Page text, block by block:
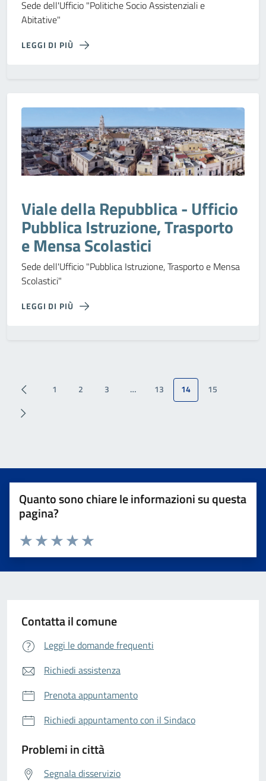
Sede dell'Ufficio "Politiche Socio Assistenziali e
Abitative"
LEGGI DI PIÙ
Viale della Repubblica - Ufficio
Pubblica Istruzione, Trasporto
e Mensa Scolastici
Sede dell'Ufficio "Pubblica Istruzione, Trasporto e Mensa
Scolastici"
LEGGI DI PIÙ
1 2 3 … 13 14 15
Quanto sono chiare le informazioni su questa
pagina?
Valuta da 1 a 5 stelle la pagina
Valuta 5 stelle su 5
Valuta 4 stelle su 5
Valuta 3 stelle su 5
Valuta 2 stelle su 5
Valuta 1 stelle su 5
Contatta il comune
Leggi le domande frequenti
Richiedi assistenza
Prenota appuntamento
Richiedi appuntamento con il Sindaco
Problemi in città
Segnala disservizio